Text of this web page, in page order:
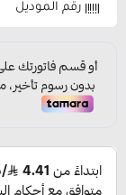
رقم الموديل